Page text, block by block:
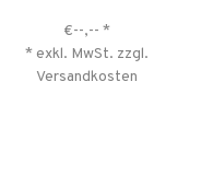
€--,-- *
* exkl. MwSt. zzgl.
Versandkosten